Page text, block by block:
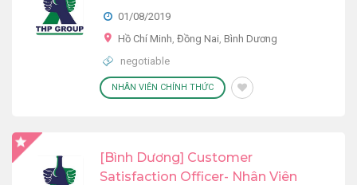
01/08/2019
Hồ Chí Minh, Đồng Nai, Bình Dương
negotiable
NHÂN VIÊN CHÍNH THỨC
[Bình Dương] Customer
Satisfaction Officer- Nhân Viên